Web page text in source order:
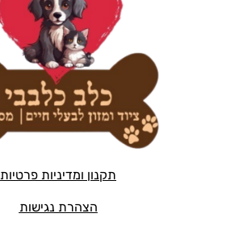
תקנון ומדיניות פרטיות
הצהרת נגישות